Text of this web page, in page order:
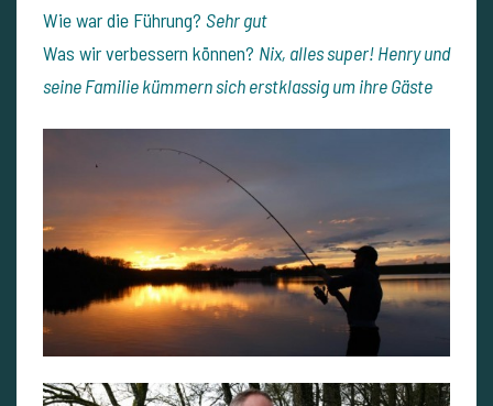
Wie war die Führung? Sehr gut
Was wir verbessern können? Nix, alles super! Henry und
seine Familie kümmern sich erstklassig um ihre Gäste